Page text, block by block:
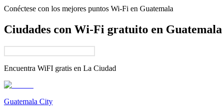
Conéctese con los mejores puntos Wi-Fi en Guatemala
Ciudades con Wi-Fi gratuito en Guatemala
Encuentra WiFI gratis en La Ciudad
Guatemala City